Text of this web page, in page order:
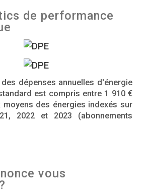
de performance
dépenses annuelles d'énergie
est compris entre 1 910 €
moyens des énergies indexés sur
2022 et 2023 (abonnements
vous